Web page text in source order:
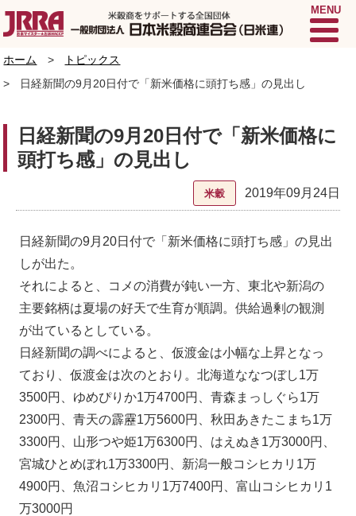
MENU
ホーム
トピックス
日経新聞の9月20日付で「新米価格に頭打ち感」の見出し
日経新聞の9月20日付で「新米価格に
頭打ち感」の見出し
米穀 2019年09月24日
日経新聞の9月20日付で「新米価格に頭打ち感」の見出
しが出た。
それによると、コメの消費が鈍い一方、東北や新潟の
主要銘柄は夏場の好天で生育が順調。供給過剰の観測
が出ているとしている。
日経新聞の調べによると、仮渡金は小幅な上昇となっ
ており、仮渡金は次のとおり。北海道ななつぼし1万
3500円、ゆめぴりか1万4700円、青森まっしぐら1万
2300円、青天の霹靂1万5600円、秋田あきたこまち1万
3300円、山形つや姫1万6300円、はえぬき1万3000円、
宮城ひとめぼれ1万3300円、新潟一般コシヒカリ1万
4900円、魚沼コシヒカリ1万7400円、富山コシヒカリ1
万3000円